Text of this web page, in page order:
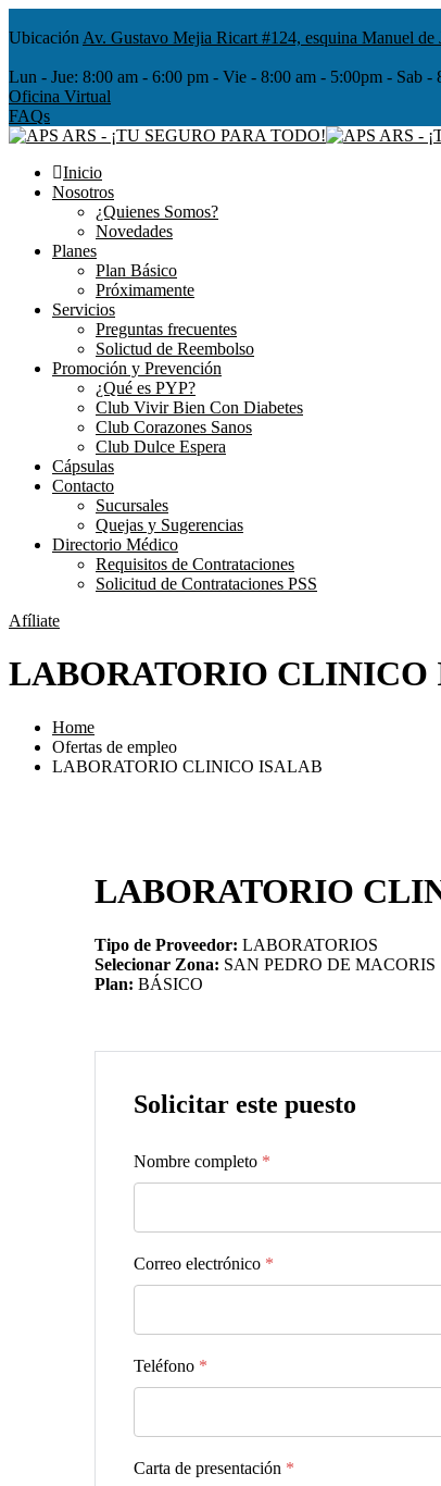
Ubicación Av. Gustavo Mejia Ricart #124, esquina Manuel de
Lun - Jue: 8:00 am - 6:00 pm - Vie - 8:00 am - 5:00pm - Sab
Oficina Virtual
FAQs
Inicio
Nosotros
¿Quienes Somos?
Novedades
Planes
Plan Básico
Próximamente
Servicios
Preguntas frecuentes
Solictud de Reembolso
Promoción y Prevención
¿Qué es PYP?
Club Vivir Bien Con Diabetes
Club Corazones Sanos
Club Dulce Espera
Cápsulas
Contacto
Sucursales
Quejas y Sugerencias
Directorio Médico
Requisitos de Contrataciones
Solicitud de Contrataciones PSS
Afíliate
LABORATORIO CLINICO
Home
Ofertas de empleo
LABORATORIO CLINICO ISALAB
LABORATORIO
Tipo de Proveedor: LABORATORIOS
Selecionar Zona: SAN PEDRO DE MACORIS
Plan: BÁSICO
Solicitar este puesto
Nombre completo *
Correo electrónico *
Teléfono *
Carta de presentación *